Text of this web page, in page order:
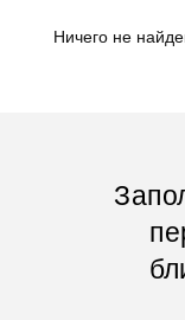
Ничего не